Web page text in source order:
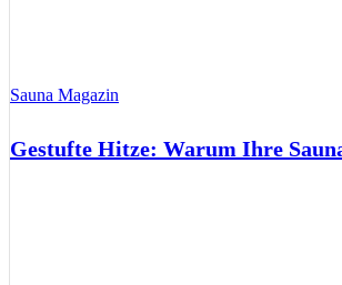
Sauna Magazin
Gestufte Hitze: Warum Ihre